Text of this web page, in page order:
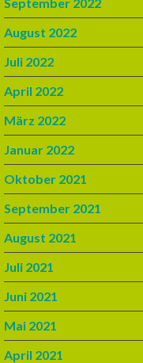
August 2022
Juli 2022
April 2022
März 2022
Januar 2022
Oktober 2021
September 2021
August 2021
Juli 2021
Juni 2021
Mai 2021
April 2021